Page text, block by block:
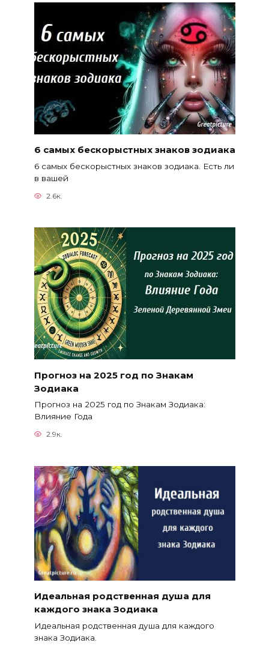
6 самых бескорыстных знаков зодиака
6 самых бескорыстных знаков зодиака. Есть ли
в вашей
2.6к.
Прогноз на 2025 год по Знакам
Зодиака
Прогноз на 2025 год по Знакам Зодиака:
Влияние Года
2.9к.
Идеальная родственная душа для
каждого знака Зодиака
Идеальная родственная душа для каждого
знака Зодиака.